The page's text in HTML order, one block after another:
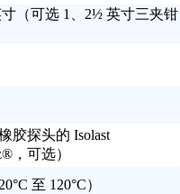
（可选 1、2½ 英寸三夹钳
胶探头的 Isolast
，可选）
至 120°C）